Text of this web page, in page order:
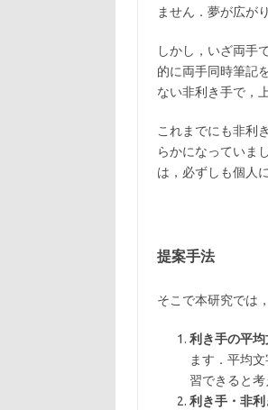
ません．夢が広が
しかし，いざ両手
的に両手同時筆記
ない非利き手で，
これまでにも非利
らかになっていま
は，必ずしも個人
提案手法
そこで本研究では
利き手の平
ます．平均
習できると考
利き手・非